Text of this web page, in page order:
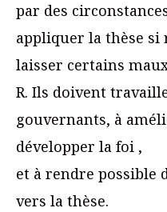
par des
appliquer la thèse
laisser certains
R. Ils doivent
gouvernants, à
développer la foi ,
et à rendre possible
vers la thèse.